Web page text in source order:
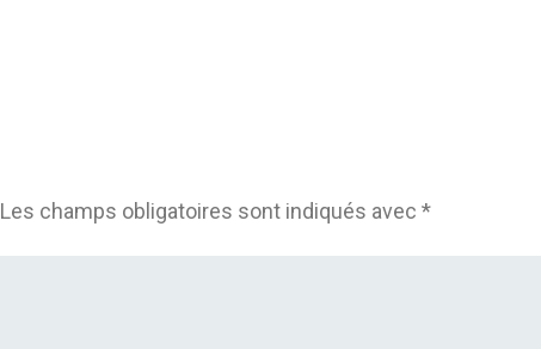
Les champs obligatoires sont indiqués avec *